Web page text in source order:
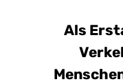
Als